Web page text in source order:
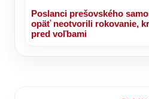
Poslanci prešovského
opäť neotvorili rokovanie,
pred voľbami